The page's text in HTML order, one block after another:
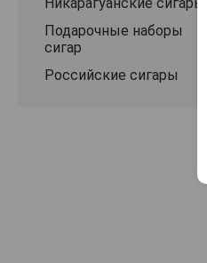
Подарочные наборы
сигар
Российские сигары